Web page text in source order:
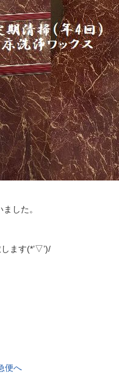
した。
ます(*’▽’)/
便へ